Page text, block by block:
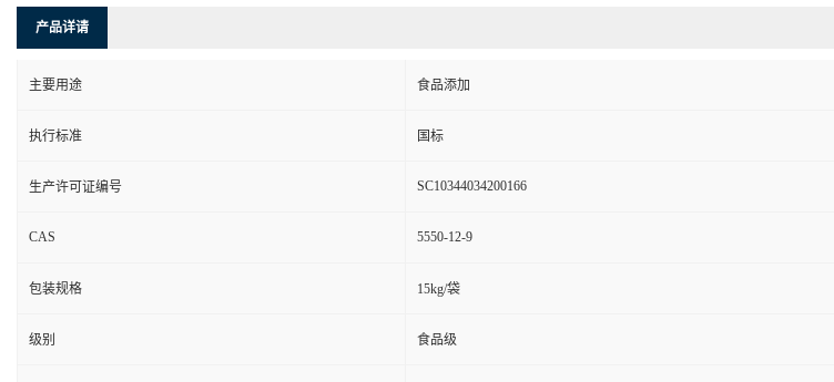
产品详请
主要用途 食品添加
执行标准 国标
生产许可证编号 SC10344034200166
CAS 5550-12-9
包装规格 15kg/袋
级别 食品级